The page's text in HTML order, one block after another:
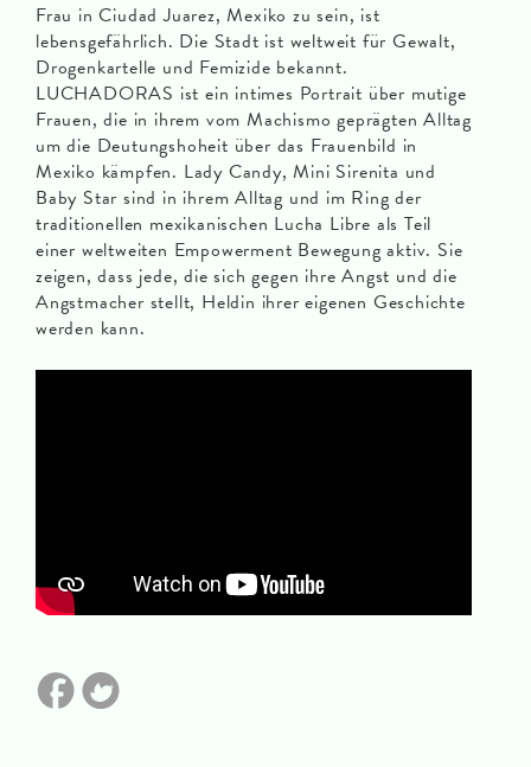
Frau in Ciudad Juarez, Mexiko zu sein, ist
lebensgefährlich. Die Stadt ist weltweit für Gewalt,
Drogenkartelle und Femizide bekannt.
LUCHADORAS ist ein intimes Portrait über mutige
Frauen, die in ihrem vom Machismo geprägten Alltag
um die Deutungshoheit über das Frauenbild in
Mexiko kämpfen. Lady Candy, Mini Sirenita und
Baby Star sind in ihrem Alltag und im Ring der
traditionellen mexikanischen Lucha Libre als Teil
einer weltweiten Empowerment Bewegung aktiv. Sie
zeigen, dass jede, die sich gegen ihre Angst und die
Angstmacher stellt, Heldin ihrer eigenen Geschichte
werden kann.